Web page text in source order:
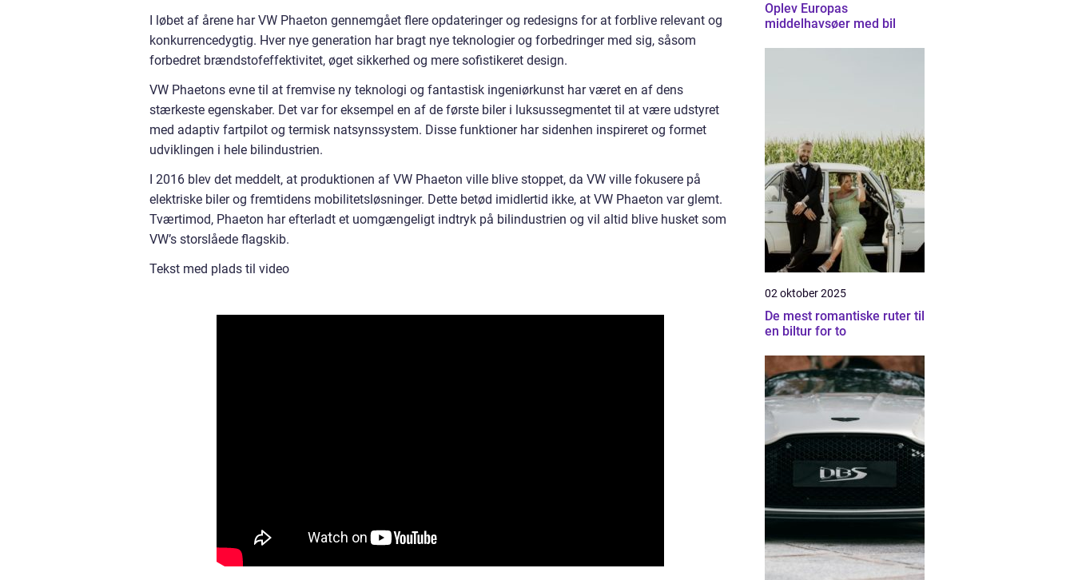
I løbet af årene har VW Phaeton gennemgået flere opdateringer og redesigns for at forblive relevant og
konkurrencedygtig. Hver nye generation har bragt nye teknologier og forbedringer med sig, såsom
forbedret brændstofeffektivitet, øget sikkerhed og mere sofistikeret design.
VW Phaetons evne til at fremvise ny teknologi og fantastisk ingeniørkunst har været en af dens
stærkeste egenskaber. Det var for eksempel en af de første biler i luksussegmentet til at være udstyret
med adaptiv fartpilot og termisk natsynssystem. Disse funktioner har sidenhen inspireret og formet
udviklingen i hele bilindustrien.
I 2016 blev det meddelt, at produktionen af VW Phaeton ville blive stoppet, da VW ville fokusere på
elektriske biler og fremtidens mobilitetsløsninger. Dette betød imidlertid ikke, at VW Phaeton var glemt.
Tværtimod, Phaeton har efterladt et uomgængeligt indtryk på bilindustrien og vil altid blive husket som
VW’s storslåede flagskib.
Tekst med plads til video
Oplev Europas
middelhavsøer med bil
02 oktober 2025
De mest romantiske ruter til
en biltur for to